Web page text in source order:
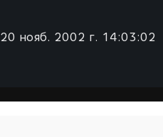
20 нояб. 2002 г. 14:03:02